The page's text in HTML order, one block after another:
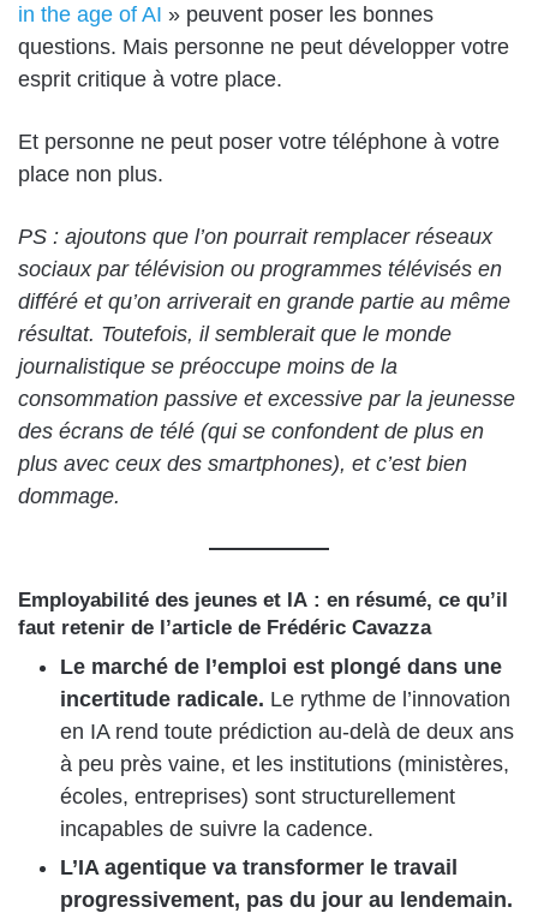
in the age of AI » peuvent poser les bonnes
questions. Mais personne ne peut développer votre
esprit critique à votre place.
Et personne ne peut poser votre téléphone à votre
place non plus.
PS : ajoutons que l’on pourrait remplacer réseaux
sociaux par télévision ou programmes télévisés en
différé et qu’on arriverait en grande partie au même
résultat. Toutefois, il semblerait que le monde
journalistique se préoccupe moins de la
consommation passive et excessive par la jeunesse
des écrans de télé (qui se confondent de plus en
plus avec ceux des smartphones), et c’est bien
dommage.
Employabilité des jeunes et IA : en résumé, ce qu’il
faut retenir de l’article de Frédéric Cavazza
Le marché de l’emploi est plongé dans une
incertitude radicale. Le rythme de l’innovation
en IA rend toute prédiction au-delà de deux ans
à peu près vaine, et les institutions (ministères,
écoles, entreprises) sont structurellement
incapables de suivre la cadence.
L’IA agentique va transformer le travail
progressivement, pas du jour au lendemain.